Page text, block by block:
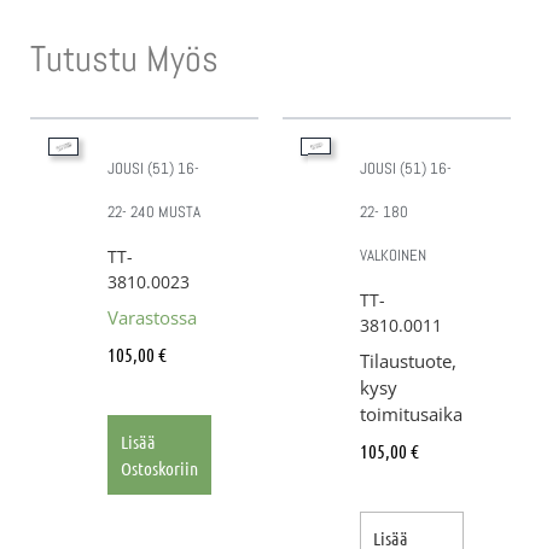
Tutustu Myös
JOUSI (51) 16-
22- 240 MUSTA
TT-
3810.0023
Varastossa
105,00 €
Lisää
Ostoskoriin
JOUSI (51) 16-
22- 180
VALKOINEN
TT-
3810.0011
Tilaustuote,
kysy
toimitusaika
105,00 €
Lisää